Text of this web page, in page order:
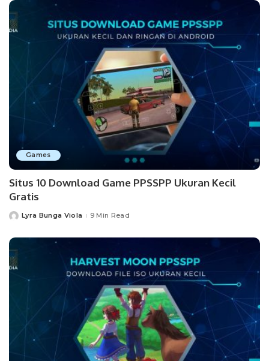
Games
Situs 10 Download Game PPSSPP Ukuran Kecil
Gratis
PostedLyra Bunga Viola 9 Min Read